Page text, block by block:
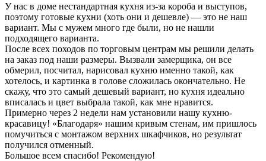
У нас в доме нестандартная кухня из-за короба и выступов,
поэтому готовые кухни (хоть они и дешевле) — это не наш
вариант. Мы с мужем много где были, но не нашли
подходящего варианта.
После всех походов по торговым центрам мы решили делать
на заказ под наши размеры. Вызвали замерщика, он все
обмерил, посчитал, нарисовал кухню именно такой, как
хотелось, и картинка в голове сложилась окончательно. Не
скажу, что это самый дешевый вариант, но кухня идеально
вписалась и цвет выбрала такой, как мне нравится.
Примерно через 2 недели нам установили нашу кухню-
красавицу! «Благодаря» нашим кривым стенам, им пришлось
помучиться с монтажом верхних шкафчиков, но результат
получился отменный.
Большое всем спасибо! Рекомендую!